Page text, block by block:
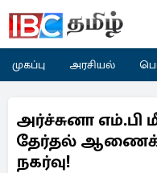
முகப்பு அரசியல்
அர்ச்சுனா எம்.பி
தேர்தல்
நகர்வு!